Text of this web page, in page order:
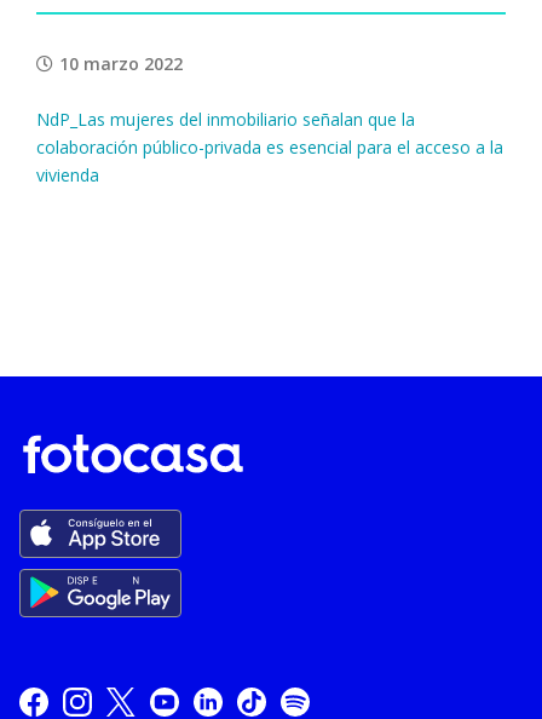
10 marzo 2022
NdP_Las mujeres del inmobiliario señalan que la
colaboración público-privada es esencial para el acceso a la
vivienda